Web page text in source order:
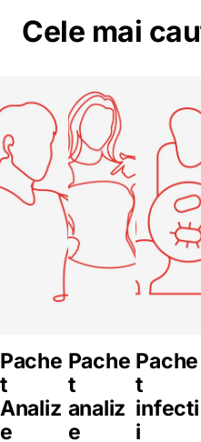
Cele mai
Pache
t
Analiz
e
Pache
t
analiz
e
Pache
t
infecti
i